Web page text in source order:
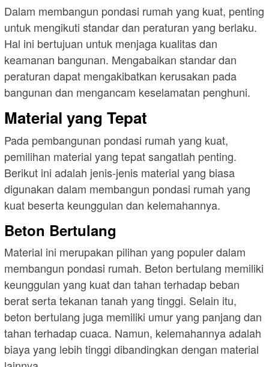
Dalam membangun pondasi rumah yang kuat, penting
untuk mengikuti standar dan peraturan yang berlaku.
Hal ini bertujuan untuk menjaga kualitas dan
keamanan bangunan. Mengabaikan standar dan
peraturan dapat mengakibatkan kerusakan pada
bangunan dan mengancam keselamatan penghuni.
Material yang Tepat
Pada pembangunan pondasi rumah yang kuat,
pemilihan material yang tepat sangatlah penting.
Berikut ini adalah jenis-jenis material yang biasa
digunakan dalam membangun pondasi rumah yang
kuat beserta keunggulan dan kelemahannya.
Beton Bertulang
Material ini merupakan pilihan yang populer dalam
membangun pondasi rumah. Beton bertulang memiliki
keunggulan yang kuat dan tahan terhadap beban
berat serta tekanan tanah yang tinggi. Selain itu,
beton bertulang juga memiliki umur yang panjang dan
tahan terhadap cuaca. Namun, kelemahannya adalah
biaya yang lebih tinggi dibandingkan dengan material